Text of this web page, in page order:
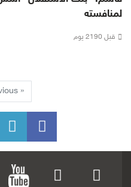
لمنافسته
قبل 2190 يوم
« Previous